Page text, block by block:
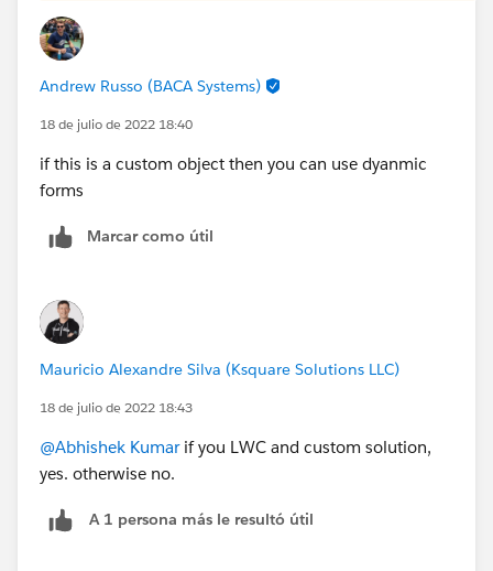
Andrew Russo (BACA Systems)
18 de julio de 2022 18:40
if this is a custom object then you can use dyanmic
forms
Marcar como útil
Mauricio Alexandre Silva (Ksquare Solutions LLC)
18 de julio de 2022 18:43
@Abhishek Kumarif you LWC and custom solution,
yes. otherwise no.
A 1 persona más le resultó útil